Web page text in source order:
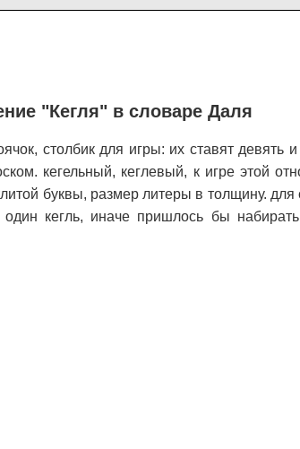
"Кегля" в словаре Даля
столбик для игры: их ставят девять
кегельный, кеглевый, к игре этой
буквы, размер литеры в толщину. для
кегль, иначе пришлось бы